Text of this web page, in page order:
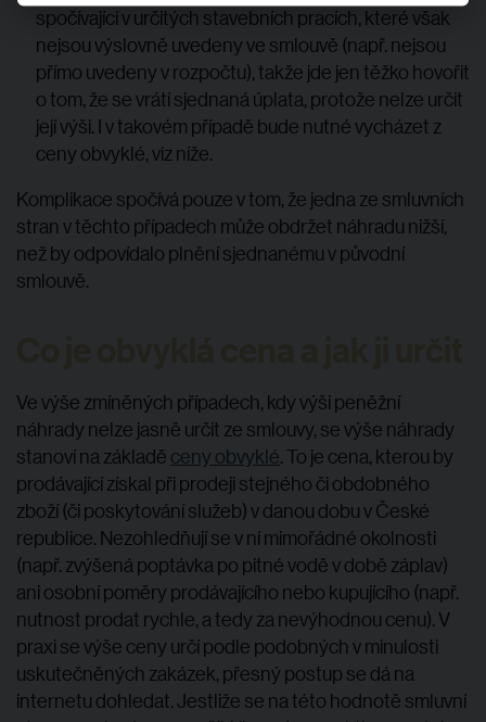
spočívající v určitých stavebních pracích, které však
nejsou výslovně uvedeny ve smlouvě (např. nejsou
přímo uvedeny v rozpočtu), takže jde jen těžko hovořit
o tom, že se vrátí sjednaná úplata, protože nelze určit
její výši. I v takovém případě bude nutné vycházet z
ceny obvyklé, viz níže.
Komplikace spočívá pouze v tom, že jedna ze smluvních
stran v těchto případech může obdržet náhradu nižší,
než by odpovídalo plnění sjednanému v původní
smlouvě.
Ve výše zmíněných případech, kdy výši peněžní
náhrady nelze jasně určit ze smlouvy, se výše náhrady
stanoví na základě ceny obvyklé. To je cena, kterou by
prodávající získal při prodeji stejného či obdobného
zboží (či poskytování služeb) v danou dobu v České
republice. Nezohledňují se v ní mimořádné okolnosti
(např. zvýšená poptávka po pitné vodě v době záplav)
ani osobní poměry prodávajícího nebo kupujícího (např.
nutnost prodat rychle, a tedy za nevýhodnou cenu). V
praxi se výše ceny určí podle podobných v minulosti
uskutečněných zakázek, přesný postup se dá na
internetu dohledat. Jestliže se na této hodnotě smluvní